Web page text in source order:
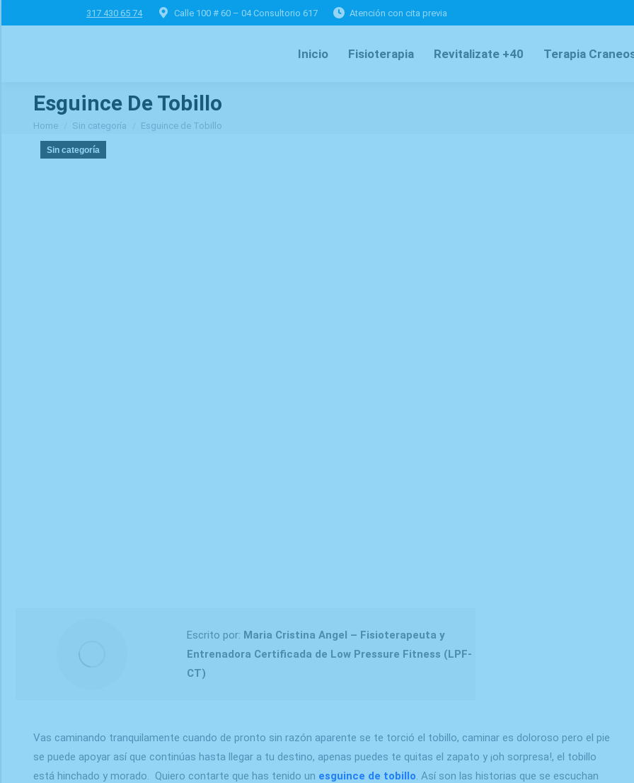
317 430 65 74 Calle 100 # 60 – 04 Consultorio 617 Atención con cita previa
Inicio Fisioterapia Revitalizate +40 Terapia
Esguince De Tobillo
You are here:
Home Sin categoría Esguince de Tobillo
Sin categoría
Escrito por: Maria Cristina Angel – Fisioterapeuta y
Entrenadora Certificada de Low Pressure Fitness (LPF-
CT)
Vas caminando tranquilamente cuando de pronto sin razón aparente se te torció el tobillo, caminar es doloroso pero el pie
se puede apoyar así que continúas hasta llegar a tu destino, apenas puedes te quitas el zapato y ¡oh sorpresa!, el tobillo
está hinchado y morado. Quiero contarte que has tenido un esguince de tobillo. Así son las historias que se escuchan